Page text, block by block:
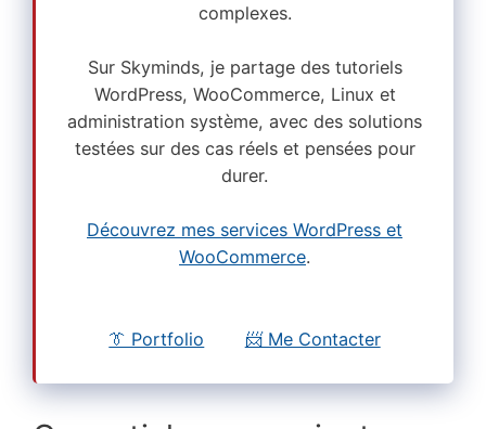
complexes.
Sur Skyminds, je partage des tutoriels
WordPress, WooCommerce, Linux et
administration système, avec des solutions
testées sur des cas réels et pensées pour
durer.
Découvrez mes services WordPress et
WooCommerce.
👔 Portfolio 📨 Me Contacter